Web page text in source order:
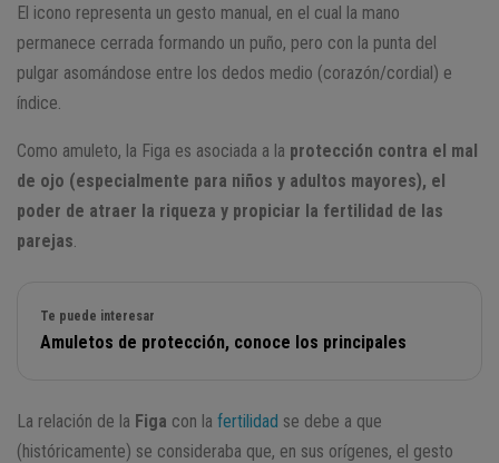
El icono representa un gesto manual, en el cual la mano
permanece cerrada formando un puño, pero con la punta del
pulgar asomándose entre los dedos medio (corazón/cordial) e
índice.
Como amuleto, la Figa es asociada a la protección contra el mal
de ojo (especialmente para niños y adultos mayores), el
poder de atraer la riqueza y propiciar la fertilidad de las
parejas
Te puede interesar
Amuletos de protección, conoce los principales
La relación de la Figa con la fertilidad se debe a que
(históricamente) se consideraba que, en sus orígenes, el gesto